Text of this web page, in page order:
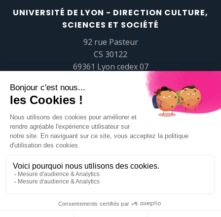
UNIVERSITÉ DE LYON - DIRECTION CULTURE,
SCIENCES ET SOCIÉTÉ
92 rue Pasteur
CS 30122
69361 Lyon cedex 07
popsciences@universite-lyon.fr
Tél.+33 (0)4 37 37 82 01
https://www.youtube.com/embed/Qm-prNOXepo